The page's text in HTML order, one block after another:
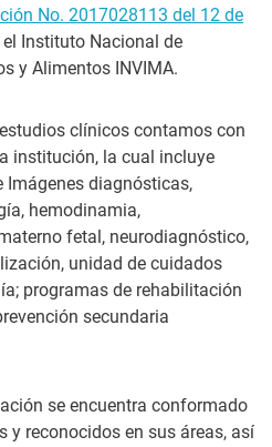
No. 2017028113 del 12 de
Instituto Nacional de
y Alimentos INVIMA.
clínicos contamos con
institución, la cual incluye
Imágenes diagnósticas,
hemodinamia,
fetal, neurodiagnóstico,
unidad de cuidados
programas de rehabilitación
secundaria
se encuentra conformado
y reconocidos en sus áreas, así